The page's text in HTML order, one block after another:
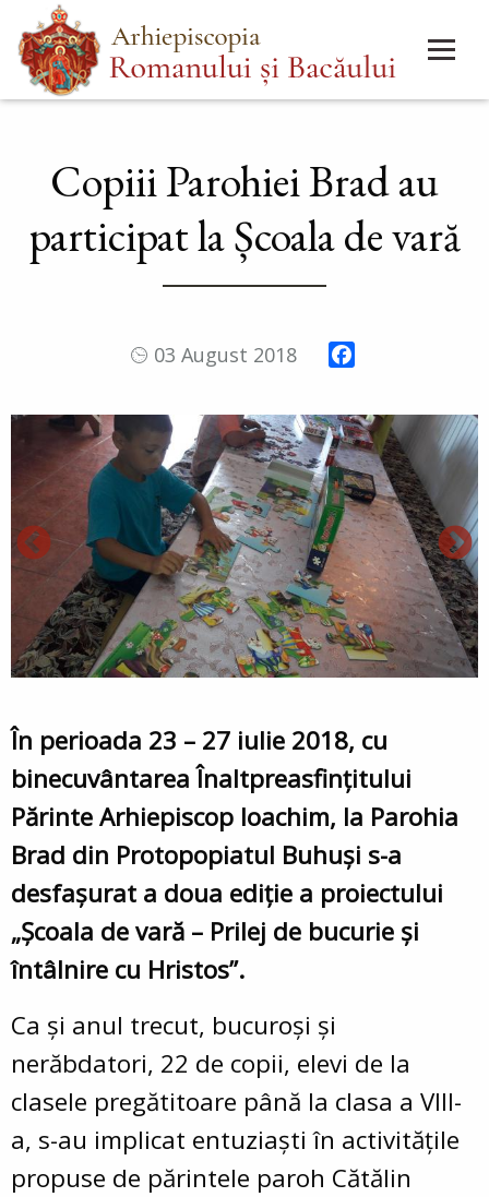
Mergi
la
conţinutul
Main
menu
Copiii Parohiei Brad au
participat la Școala de vară
03 August 2018
În perioada 23 – 27 iulie 2018, cu
binecuvântarea Înaltpreasfințitului
Părinte Arhiepiscop Ioachim, la Parohia
Brad din Protopopiatul Buhuși s-a
desfașurat a doua ediție a proiectului
„Școala de vară – Prilej de bucurie și
întâlnire cu Hristos”.
Ca și anul trecut, bucuroși și
nerăbdatori, 22 de copii, elevi de la
clasele pregătitoare până la clasa a VIII-
a, s-au implicat entuziaști în activitățile
propuse de părintele paroh Cătălin